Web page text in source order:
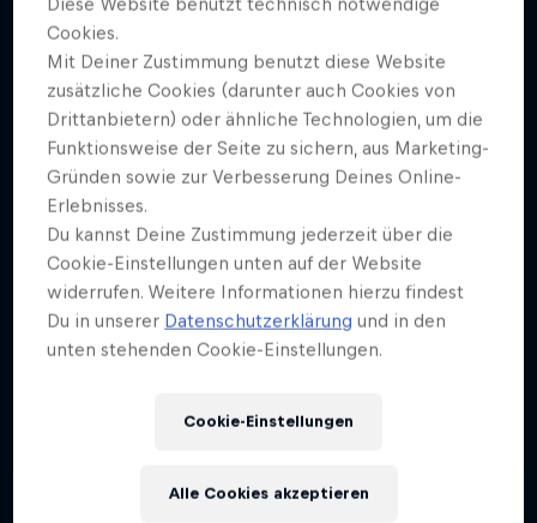
Cookies.
Mit Deiner Zustimmung benutzt diese Website
zusätzliche Cookies (darunter auch Cookies von
Drittanbietern) oder ähnliche Technologien, um die
Funktionsweise der Seite zu sichern, aus Marketing-
Gründen sowie zur Verbesserung Deines Online-
Erlebnisses.
Du kannst Deine Zustimmung jederzeit über die
Cookie-Einstellungen unten auf der Website
widerrufen. Weitere Informationen hierzu findest
Du in unserer Datenschutzerklärung und in den
unten stehenden Cookie-Einstellungen.
Cookie-Einstellungen
Alle Cookies akzeptieren